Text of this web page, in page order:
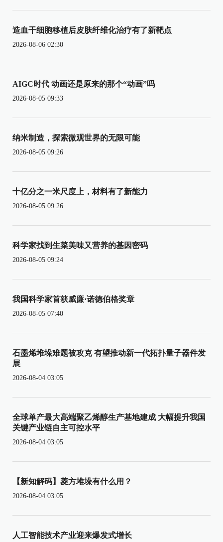
造血干细胞移植后皮肤纤维化治疗有了新靶点
2026-08-06 02:30
AIGC时代 动画还是原来的那个“动画”吗
2026-08-05 09:33
纳米制造，探索微观世界的无限可能
2026-08-05 09:26
十亿分之一米尺度上，材料有了新能力
2026-08-05 09:26
科学家找到生菜美味又营养的基因密码
2026-08-05 09:24
我国科学家首获威廉·诺德伯格奖章
2026-08-05 07:40
石墨烯堆垛难题被攻克 有望推动新一代拓扑量子器件发
展
2026-08-04 03:05
全球单产最大高端聚乙烯醇生产基地建成 大幅提升我国
关键产业链自主可控水平
2026-08-04 03:05
【新知解码】菱方堆垛有什么用？
2026-08-04 03:05
人工智能技术产业迎来爆发式增长